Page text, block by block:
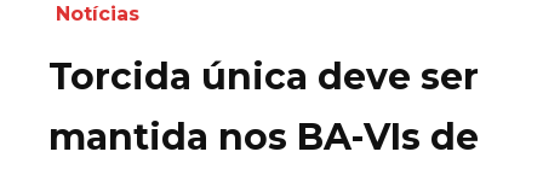
Notícias
Torcida única deve ser
mantida nos BA-VIs de